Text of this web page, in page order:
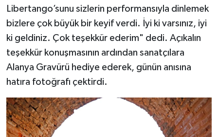
Libertango’sunu sizlerin performansıyla dinlemek
bizlere çok büyük bir keyif verdi. İyi ki varsınız, iyi
ki geldiniz. Çok teşekkür ederim" dedi. Açıkalın
teşekkür konuşmasının ardından sanatçılara
Alanya Gravürü hediye ederek, günün anısına
hatıra fotoğrafı çektirdi.